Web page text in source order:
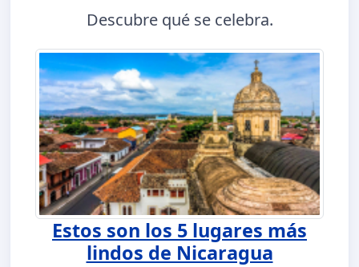
Descubre qué se celebra.
Estos son los 5 lugares más
lindos de Nicaragua